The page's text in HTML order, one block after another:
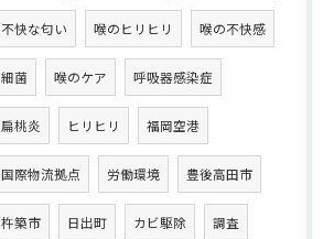
不快な匂い 喉のヒリヒリ 喉の不快感
細菌 喉のケア 呼吸器感染症
扁桃炎 ヒリヒリ 福岡空港
国際物流拠点 労働環境 豊後高田市
杵築市 日出町 カビ駆除 調査